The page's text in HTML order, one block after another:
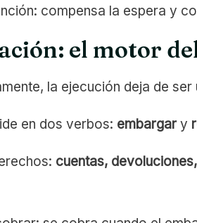
compensa la espera y
el motor
la ejecución deja de
en dos verbos: embargar y
cuentas,